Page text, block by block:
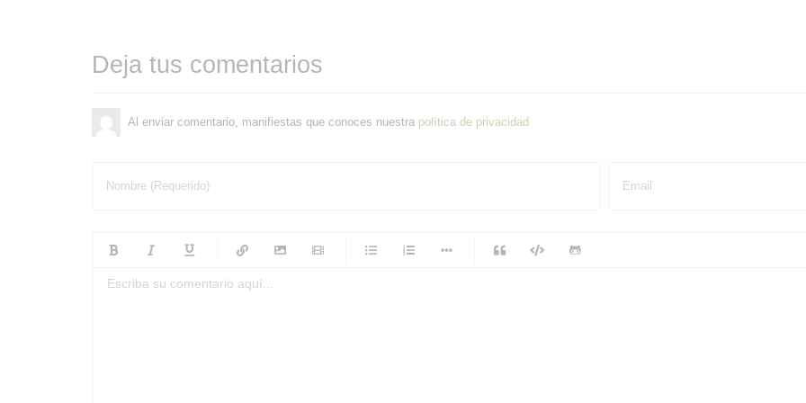
Deja tus comentarios
Al enviar comentario, manifiestas que conoces nuestra política de privacidad
Nombre (Requerido) Email
-